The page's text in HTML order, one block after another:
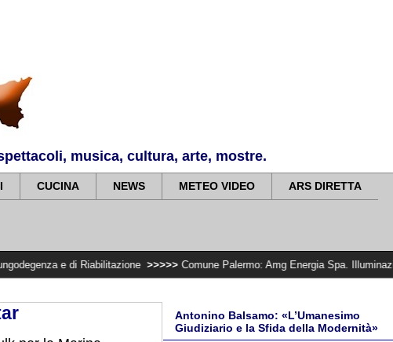
musica, cultura, arte, mostre.
CUCINA NEWS METEO VIDEO ARS DIRETTA
Riabilitazione >>>>> Comune Palermo: Amg Energia Spa. Illuminazione Cep,
Antonino Balsamo: «L’Umanesimo
Giudiziario e la Sfida della Modernità»